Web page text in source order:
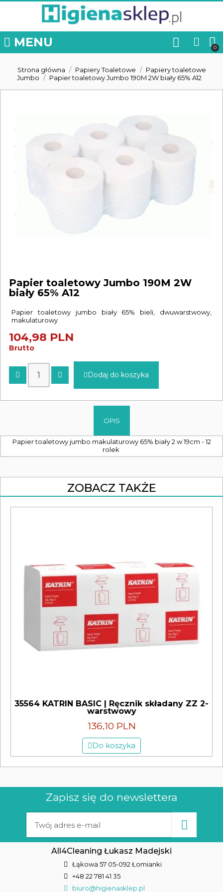
MENU
Strona główna Papiery Toaletowe
Papiery toaletowe
Jumbo
Papier toaletowy Jumbo 190M 2W biały 65% A12
Papier toaletowy Jumbo 190M 2W
biały 65% A12
Papier toaletowy jumbo biały 65% bieli, dwuwarstwowy,
makulaturowy
104,98 PLN
Brutto
Dodaj do koszyka
OPIS
Papier toaletowy jumbo makulaturowy 65% biały 2 w 19cm - 12
rolek
ZOBACZ TAKŻE
35564 KATRIN BASIC | Ręcznik składany ZZ 2-
warstwowy
136,10 PLN
Do koszyka
Zapisz się do newslettera
All4Cleaning Łukasz Madejski
Łąkowa 57 05-092 Łomianki
+48 22 781 41 35
biuro@higienasklep.pl